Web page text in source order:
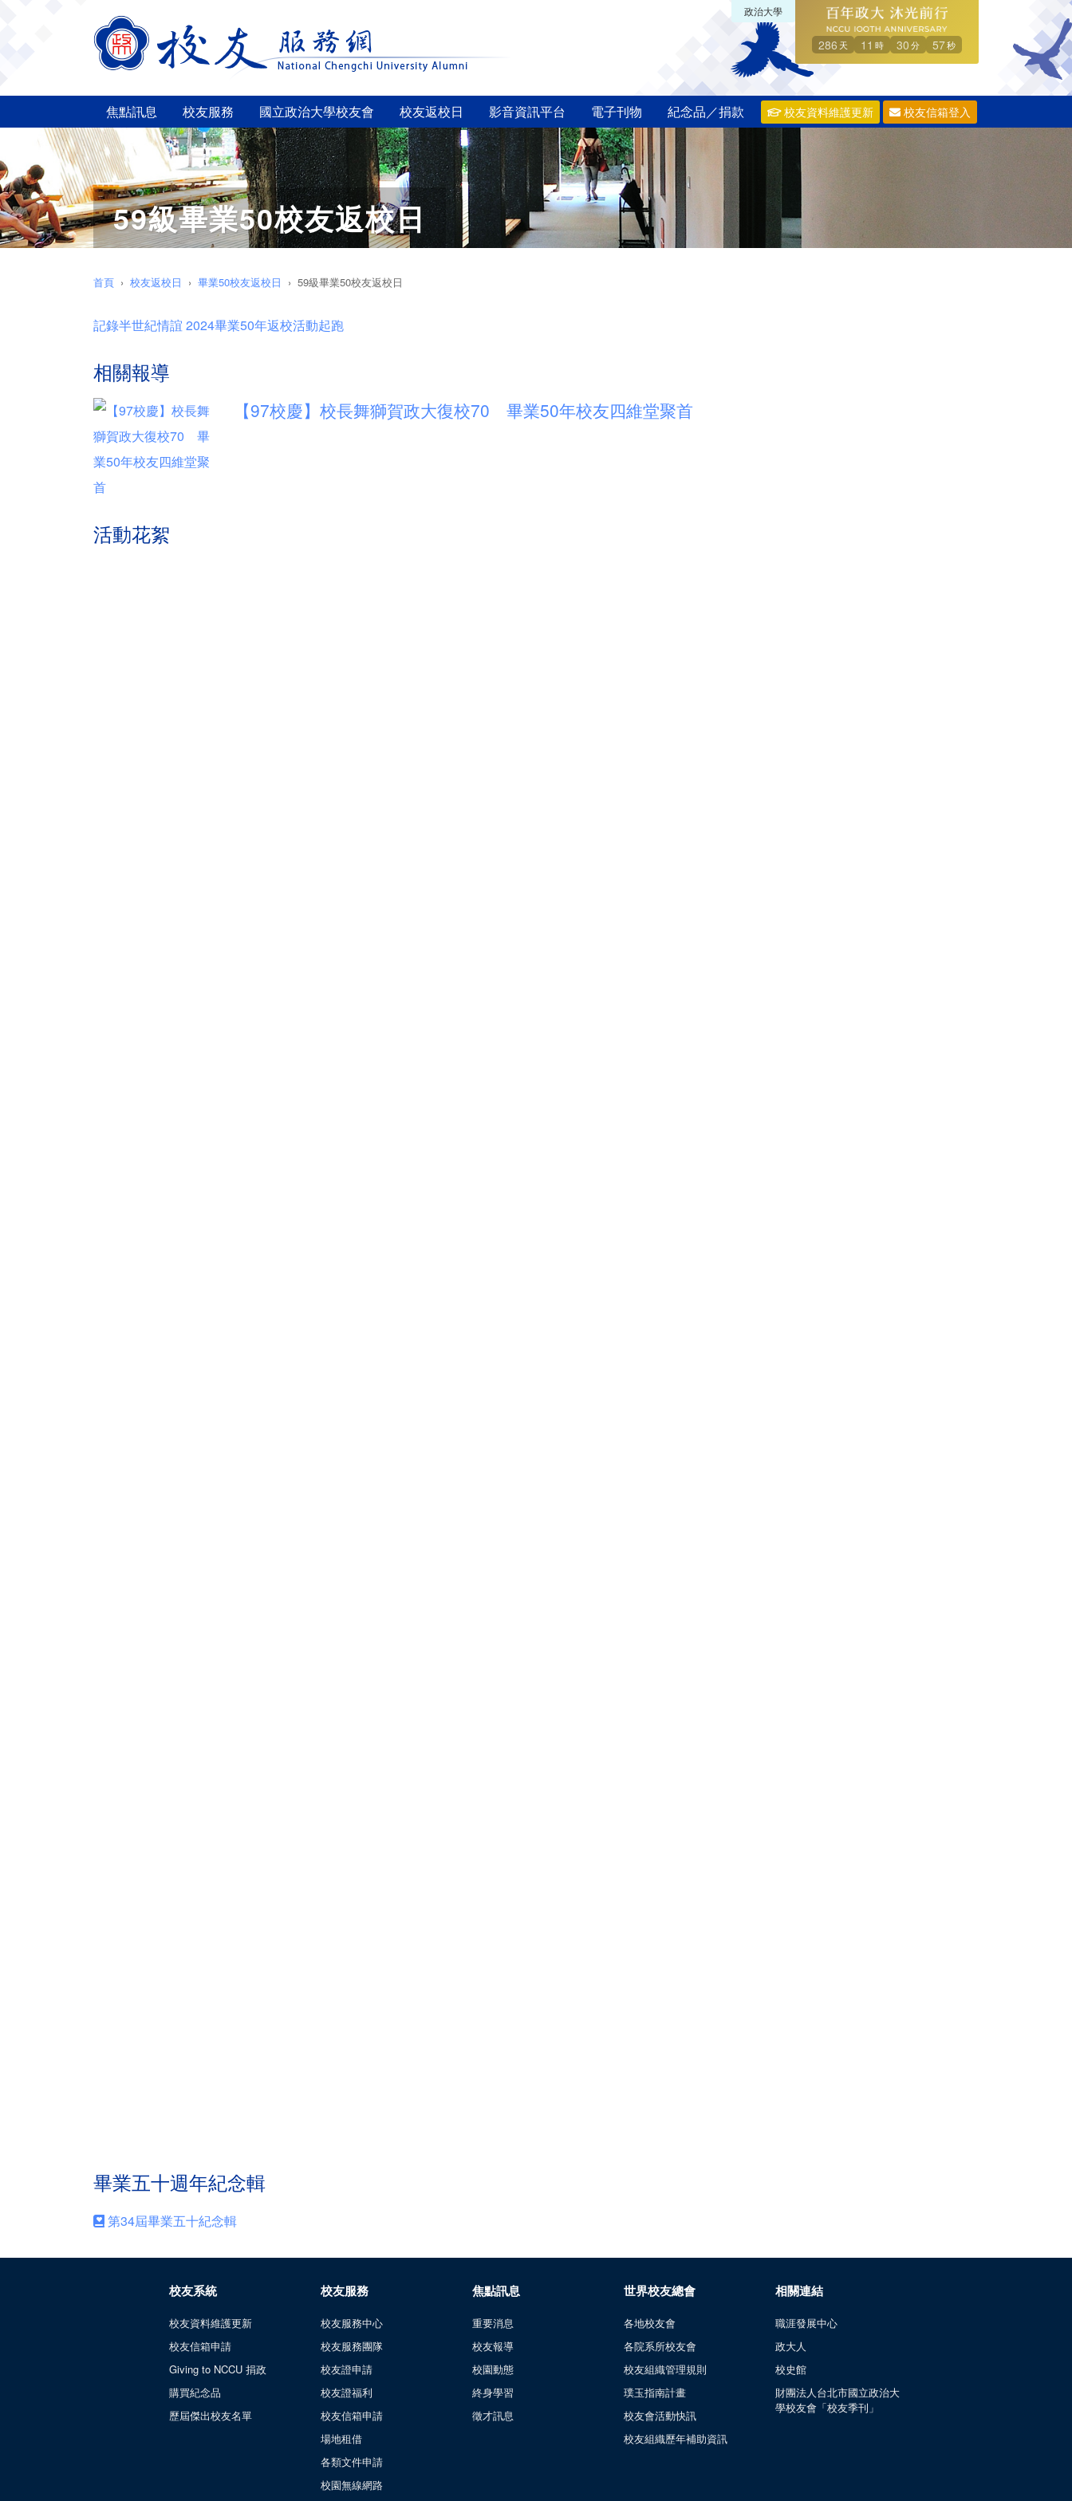
政治大學
286 天 11 時 30分 57秒
焦點訊息 校友服務 國立政治大學校友會 校友返校日 影音資訊平台 電子刊物 紀念品／捐款 校友資料維護更新 校友信箱登入
59級畢業50校友返校日
首頁 校友返校日 畢業50校友返校日 59級畢業50校友返校日
記錄半世紀情誼 2024畢業50年返校活動起跑
相關報導
【97校慶】校長舞獅賀政大復校70 畢業50年校友四維堂聚首
活動花絮
畢業五十週年紀念輯
第34屆畢業五十紀念輯
校友系統
校友資料維護更新
校友信箱申請
Giving to NCCU 捐政
購買紀念品
歷屆傑出校友名單
校友服務
校友服務中心
校友服務團隊
校友證申請
校友證福利
校友信箱申請
場地租借
各類文件申請
校園無線網路
焦點訊息
重要消息
校友報導
校園動態
終身學習
徵才訊息
世界校友總會
各地校友會
各院系所校友會
校友組織管理規則
璞玉指南計畫
校友會活動快訊
校友組織歷年補助資訊
相關連結
職涯發展中心
政大人
校史館
財團法人台北市國立政治大
學校友會「校友季刊」